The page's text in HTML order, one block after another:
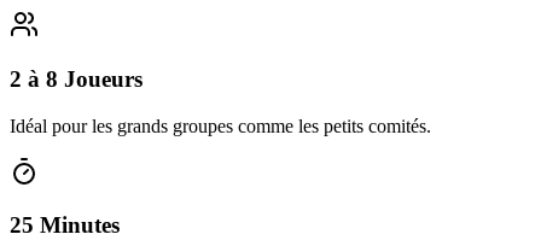
2 à 8 Joueurs
Idéal pour les grands groupes comme les petits comités.
25 Minutes